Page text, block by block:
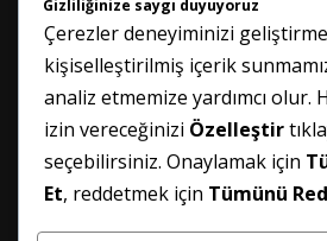
GÜNCELLENMIŞ
Gizliliğinize saygı duyuyoruz
Çerezler deneyiminizi
kişiselleştirilmiş içerik
analiz etmemize yardımcı olur.
izin vereceğinizi Özelleştir
seçebilirsiniz. Onaylamak için
Et, reddetmek için Tümünü